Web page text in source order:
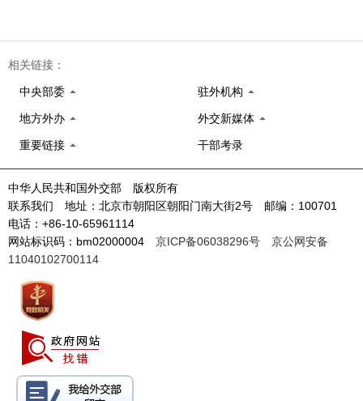
相关链接：
中央部委 驻外机构
地方外办 外交新媒体
重要链接 干部考录
中华人民共和国外交部 版权所有
联系我们 地址：北京市朝阳区朝阳门南大街2号 邮编：100701
电话：+86-10-65961114
网站标识码：bm02000004 京ICP备06038296号
京公网安备
11040102700114